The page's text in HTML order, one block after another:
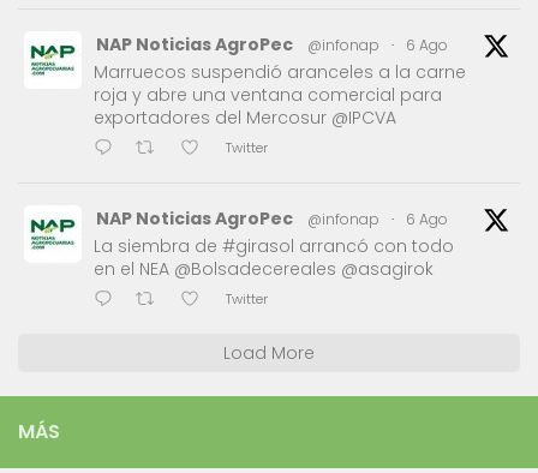
NAP Noticias AgroPec @infonap · 6 Ago
Marruecos suspendió aranceles a la carne
roja y abre una ventana comercial para
exportadores del Mercosur @IPCVA
Twitter
NAP Noticias AgroPec @infonap · 6 Ago
La siembra de #girasol arrancó con todo
en el NEA @Bolsadecereales @asagirok
Twitter
Load More
MÁS